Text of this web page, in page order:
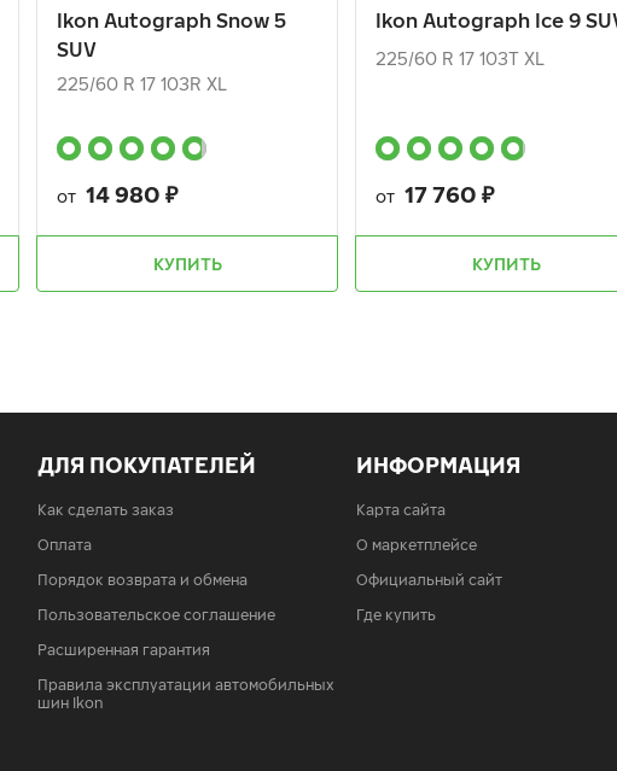
Ikon Autograph Snow 5
SUV
225/60 R 17 103R XL
от 14 980 ₽
КУПИТЬ
Ikon Autograph Ice 9
225/60 R 17 103T XL
от 17 760 ₽
КУПИТЬ
КУПИТЬ
ДЛЯ ПОКУПАТЕЛЕЙ
Как сделать заказ
Оплата
Порядок возврата и обмена
Пользовательское соглашение
Расширенная гарантия
Правила эксплуатации автомобильных
шин Ikon
ИНФОРМАЦИЯ
Карта сайта
О маркетплейсе
Официальный сайт
Где купить